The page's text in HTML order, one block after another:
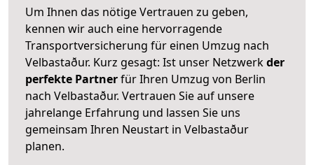
Um Ihnen das nötige Vertrauen zu geben,
kennen wir auch eine hervorragende
Transportversicherung für einen Umzug nach
Velbastaður. Kurz gesagt: Ist unser Netzwerkder
perfekte Partnerfür Ihren Umzug von Berlin
nach Velbastaður. Vertrauen Sie auf unsere
jahrelange Erfahrung und lassen Sie uns
gemeinsam Ihren Neustart in Velbastaður
planen.